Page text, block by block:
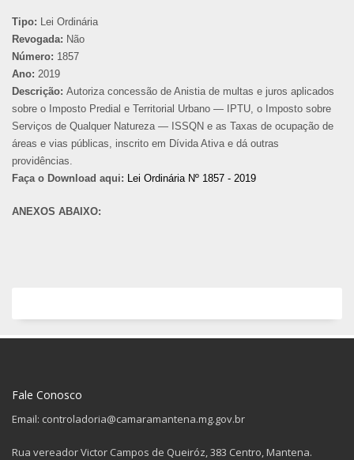
Tipo: Lei Ordinária
Revogada: Não
Número: 1857
Ano: 2019
Descrição: Autoriza concessão de Anistia de multas e juros aplicados
sobre o Imposto Predial e Territorial Urbano — IPTU, o Imposto sobre
Serviços de Qualquer Natureza — ISSQN e as Taxas de ocupação de
áreas e vias públicas, inscrito em Dívida Ativa e dá outras
providências.
Faça o Download aqui: Lei Ordinária Nº 1857 - 2019
ANEXOS ABAIXO:
Fale Conosco
Email: controladoria@camaramantena.mg.gov.br
Rua vereador Victor Campos de Queiróz, 383 Centro, Mantena.